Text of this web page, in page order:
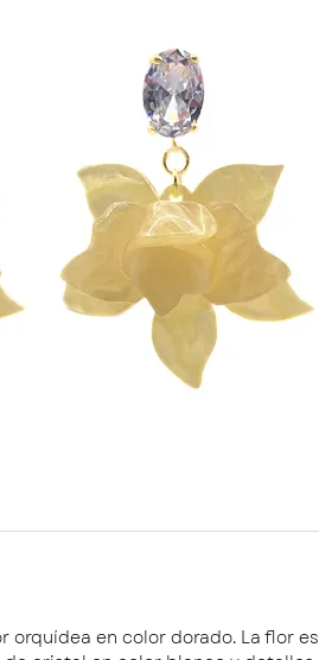
orquídea en color dorado. La flor es